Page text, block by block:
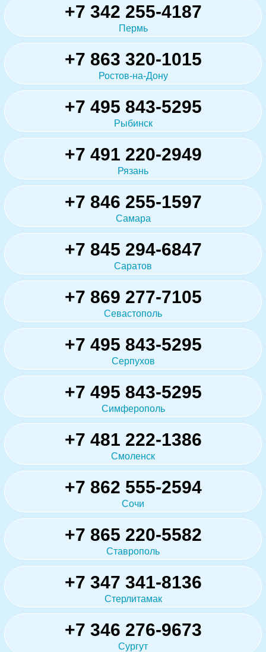
+7 342 255-4187
Пермь
+7 863 320-1015
Ростов-на-Дону
+7 495 843-5295
Рыбинск
+7 491 220-2949
Рязань
+7 846 255-1597
Самара
+7 845 294-6847
Саратов
+7 869 277-7105
Севастополь
+7 495 843-5295
Серпухов
+7 495 843-5295
Симферополь
+7 481 222-1386
Смоленск
+7 862 555-2594
Сочи
+7 865 220-5582
Ставрополь
+7 347 341-8136
Стерлитамак
+7 346 276-9673
Сургут